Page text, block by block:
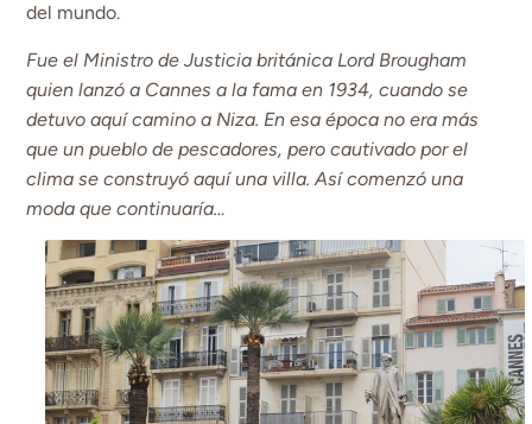
del mundo.
Fue el Ministro de Justicia británica Lord Brougham
quien lanzó a Cannes a la fama en 1934, cuando se
detuvo aquí camino a Niza. En esa época no era más
que un pueblo de pescadores, pero cautivado por el
clima se construyó aquí una villa. Así comenzó una
moda que continuaría…